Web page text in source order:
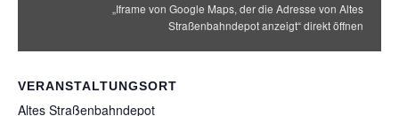
VERANSTALTUNGSORT
Altes Straßenbahndepot
„Iframe von Google Maps, der die Adresse von Altes
Straßenbahndepot anzeigt“ direkt öffnen